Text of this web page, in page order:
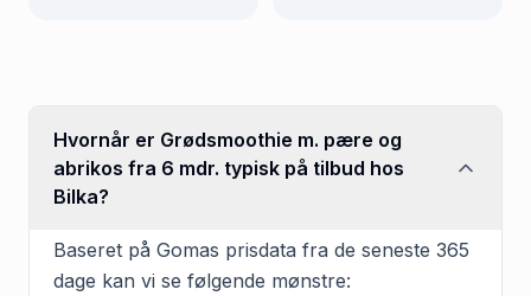
Hvornår er Grødsmoothie m. pære og
abrikos fra 6 mdr. typisk på tilbud hos
Bilka?
Baseret på Gomas prisdata fra de seneste 365
dage kan vi se følgende mønstre: